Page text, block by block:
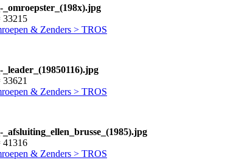
_omroepster_(198x).jpg
33215
& Zenders > TROS
_leader_(19850116).jpg
33621
& Zenders > TROS
_afsluiting_ellen_brusse_(1985).jpg
41316
& Zenders > TROS